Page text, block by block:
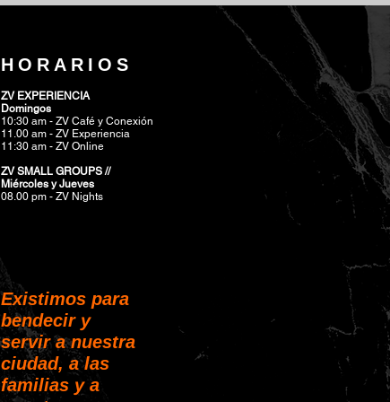
HORARIOS
ZV EXPERIENCIA
Domingos
10:30 am - ZV Café y Conexión
11.00 am - ZV Experiencia
11:30 am - ZV Online
ZV SMALL GROUPS //
Miércoles y Jueves
08.00 pm - ZV Nights
Existimos para
bendecir y
servir a nuestra
ciudad, a las
familias y a